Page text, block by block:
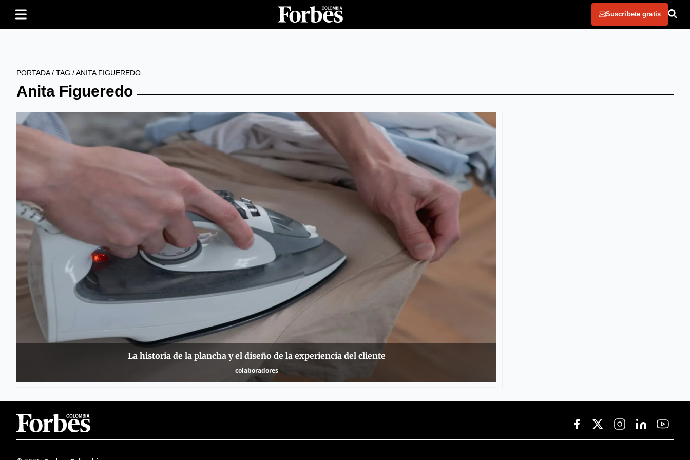
Suscribete gratis
PORTADA/ TAG /ANITA FIGUEREDO
Anita Figueredo
La historia de la plancha y el diseño de la experiencia del cliente
colaboradores